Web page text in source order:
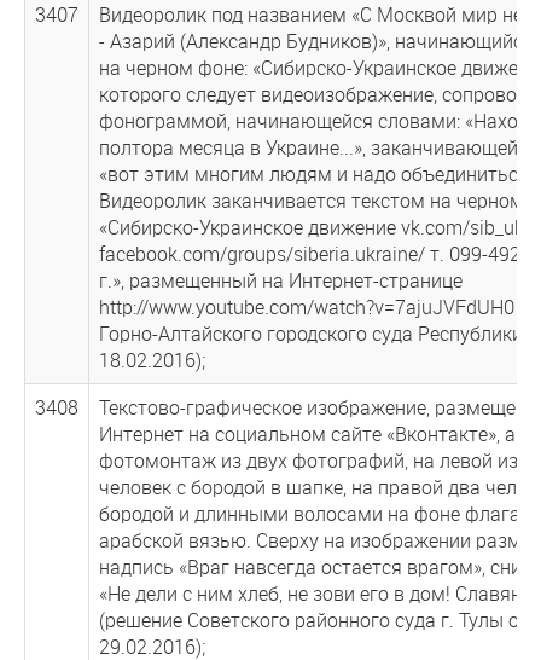
3407
Видеоролик под названием «С Москвой мир не
- Азарий (Александр Будников)», начинающийся
на черном фоне: «Сибирско-Украинское
которого следует видеоизображение,
фонограммой, начинающейся словами:
полтора месяца в Украине...»,
«вот этим многим людям и надо объединиться».
Видеоролик заканчивается текстом на черном
«Сибирско-Украинское движение vk.com/sib_ukr
facebook.com/groups/siberia.ukraine/ т. 099-492-
г.», размещенный на Интернет-странице
http://www.уoutubе.com/watch?v=7ajuJVFdUH0
Горно-Алтайского городского суда Республики
18.02.2016);
3408
Текстово-графическое изображение,
Интернет на социальном сайте «Вконтакте», а
фотомонтаж из двух фотографий, на левой
человек с бородой в шапке, на правой два
бородой и длинными волосами на фоне флага
арабской вязью. Сверху на изображении
надпись «Враг навсегда остается врагом»,
«Не дели с ним хлеб, не зови его в дом!
(решение Советского районного суда г. Тулы от
29.02.2016);